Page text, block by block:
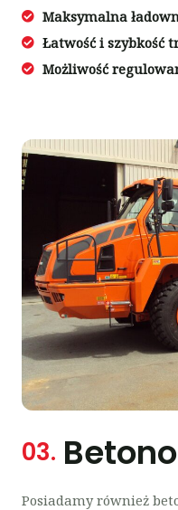
Maksymalna
Łatwość i szybkość
Możliwość
03.
Posiadamy również